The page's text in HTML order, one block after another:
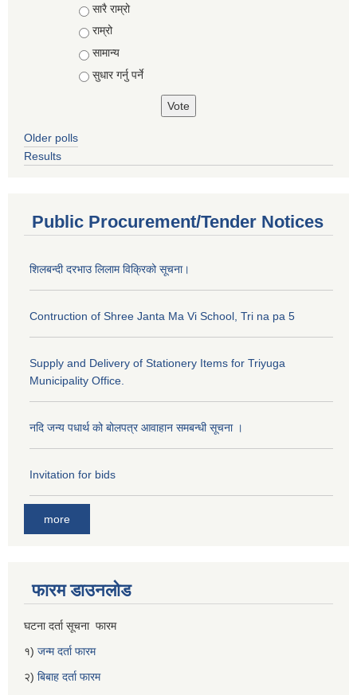
Choices
सारै राम्रो
राम्रो
सामान्य
सुधार गर्नु पर्ने
Older polls
Results
Public Procurement/Tender Notices
शिलबन्दी दरभाउ लिलाम विक्रिको सूचना।
Contruction of Shree Janta Ma Vi School, Tri na pa 5
Supply and Delivery of Stationery Items for Triyuga
Municipality Office.
नदि जन्य पधार्थ को बोलपत्र आवाहान समबन्धी सूचना ।
Invitation for bids
more
फारम डाउनलोड
घटना दर्ता सूचना फारम
१) जन्म दर्ता फारम
२) बिबाह दर्ता फारम